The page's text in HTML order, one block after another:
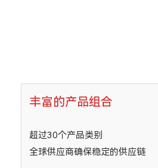
丰富的产品组合
超过30个产品类别
全球供应商确保稳定的供应链